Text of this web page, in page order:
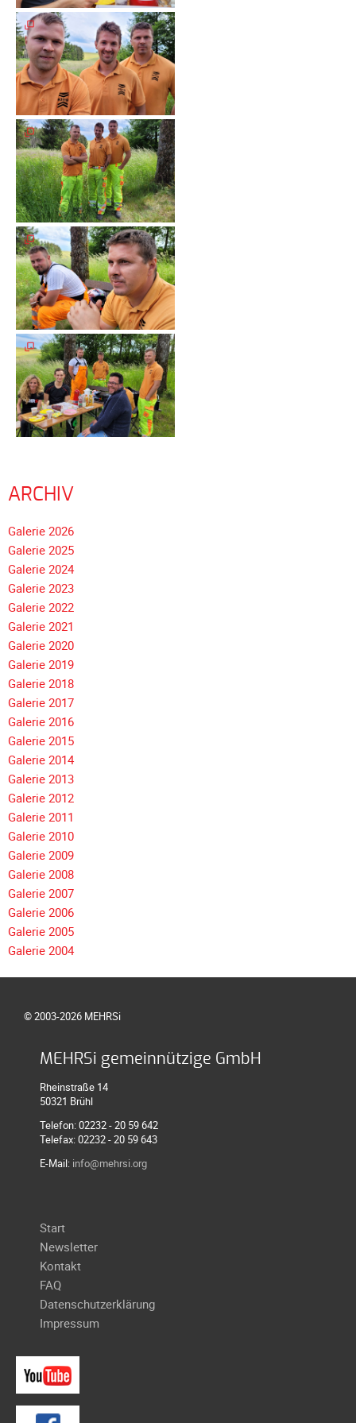
ARCHIV
Navigation
überspringen
Galerie 2026
Galerie 2025
Galerie 2024
Galerie 2023
Galerie 2022
Galerie 2021
Galerie 2020
Galerie 2019
Galerie 2018
Galerie 2017
Galerie 2016
Galerie 2015
Galerie 2014
Galerie 2013
Galerie 2012
Galerie 2011
Galerie 2010
Galerie 2009
Galerie 2008
Galerie 2007
Galerie 2006
Galerie 2005
Galerie 2004
© 2003-2026 MEHRSi
MEHRSi gemeinnützige GmbH
Rheinstraße 14
50321 Brühl
Telefon: 02232 - 20 59 642
Telefax: 02232 - 20 59 643
E-Mail: info@mehrsi.org
Navigation
überspringen
Start
Newsletter
Kontakt
FAQ
Datenschutzerklärung
Impressum